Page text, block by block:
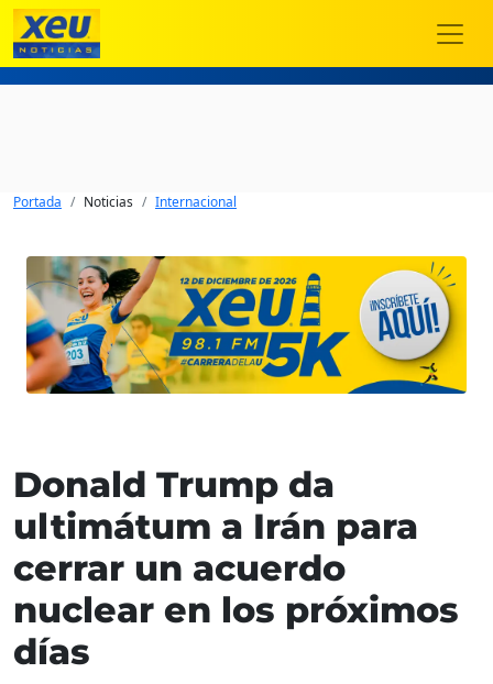
Portada Noticias Internacional
Donald Trump da
ultimátum a Irán para
cerrar un acuerdo
nuclear en los próximos
días